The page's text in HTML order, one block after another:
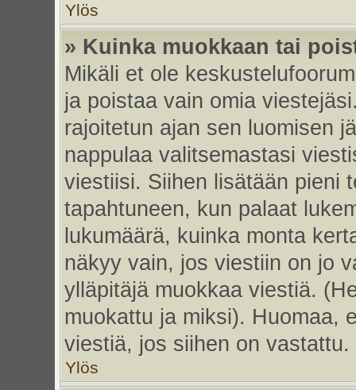
Ylös
» Kuinka muokkaan tai
Mikäli et ole
ja poistaa vain omia
rajoitetun ajan sen luomisen
nappulaa valitsemastasi
viestiisi. Siihen lisätään pieni
tapahtuneen, kun palaat
lukumäärä, kuinka monta
näkyy vain, jos viestiin on jo
ylläpitäjä muokkaa viestiä.
muokattu ja miksi). Huomaa,
viestiä, jos siihen on vastattu.
Ylös